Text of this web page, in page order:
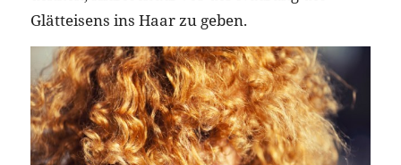
Glätteisens ins Haar zu geben.